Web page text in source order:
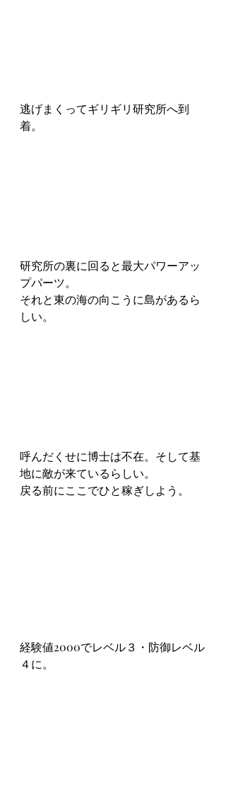
逃げまくってギリギリ研究所へ到
着。
研究所の裏に回ると最大パワーアッ
プパーツ。
それと東の海の向こうに島があるら
しい。
呼んだくせに博士は不在。そして基
地に敵が来ているらしい。
戻る前にここでひと稼ぎしよう。
経験値2000でレベル３・防御レベル
４に。